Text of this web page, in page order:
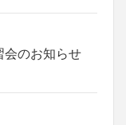
会のお知らせ